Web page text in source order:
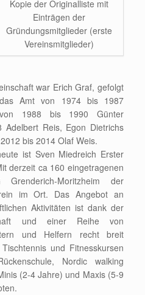
Kopie der Originalliste mit
Einträgen der
Gründungsmitglieder (erste
Vereinsmitglieder)
war Erich Graf, gefolgt
Amt von 1974 bis 1987
1988 bis 1990 Günter
Reis, Egon Dietrichs
bis 2014 Olaf Weis.
ist Sven Miedreich Erster
derzeit ca 160 eingetragenen
Moritzheim der
im Ort. Das Angebot an
Aktivitäten ist dank der
und einer Reihe von
und Helfern recht breit
und Fitnesskursen
Nordic walking
(2-4 Jahre) und Maxis (5-9